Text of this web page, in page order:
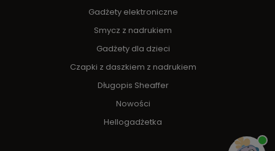
Gadżety elektroniczne
Smycz z nadrukiem
Gadżety dla dzieci
Czapki z daszkiem z nadrukiem
Długopis Sheaffer
Nowości
Hellogadżetka